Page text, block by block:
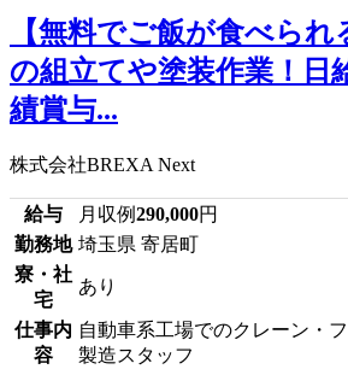
【無料でご飯が食べられ
の組立てや塗装作業！
績賞与...
株式会社BREXA Next
給与 月収例290,000円
勤務地 埼玉県 寄居町
寮・社
宅
あり
仕事内
容
自動車系工場でのクレーン・
製造スタッフ